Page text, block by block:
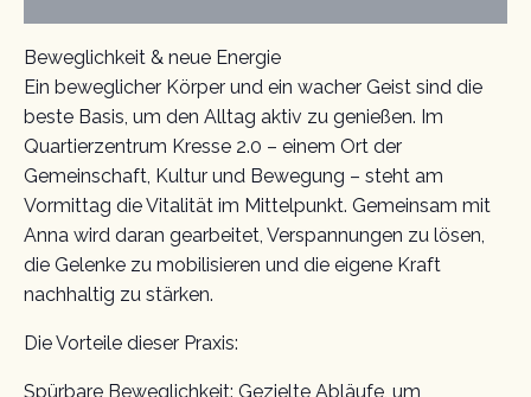
Beweglichkeit & neue Energie
Ein beweglicher Körper und ein wacher Geist sind die
beste Basis, um den Alltag aktiv zu genießen. Im
Quartierzentrum Kresse 2.0 – einem Ort der
Gemeinschaft, Kultur und Bewegung – steht am
Vormittag die Vitalität im Mittelpunkt. Gemeinsam mit
Anna wird daran gearbeitet, Verspannungen zu lösen,
die Gelenke zu mobilisieren und die eigene Kraft
nachhaltig zu stärken.
Die Vorteile dieser Praxis:
Spürbare Beweglichkeit: Gezielte Abläufe, um